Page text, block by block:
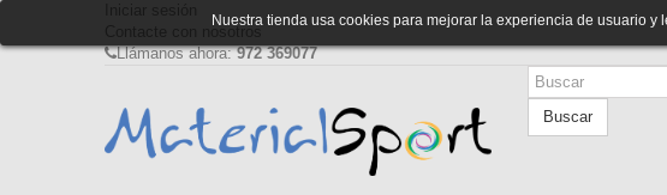
Llámanos ahora:972 369077
Buscar
Nuestra tienda usa cookies para mejorar la experiencia de usuario